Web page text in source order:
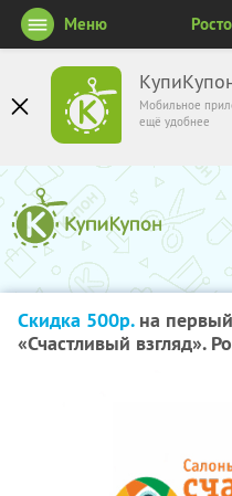
Мобильное
ещё удобнее
Меню
Скидка 500р.на первый
«Счастливый взгляд».